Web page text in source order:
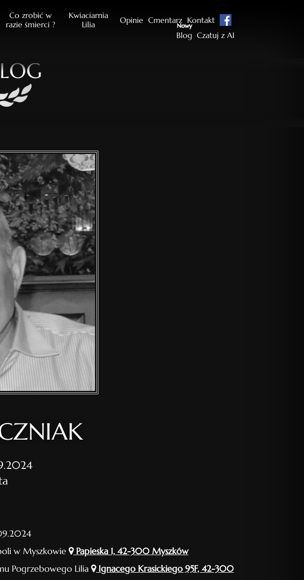
Co zrobić w
razie śmierci ?
Kwiaciarnia
Lilia
Opinie Cmentarz Kontakt
Blog
Nowy
Czatuj z AI
w Myszkowie
Papieska 1, 42-300 Myszków
Pogrzebowego Lilia
Ignacego Krasickiego 95F, 42-300